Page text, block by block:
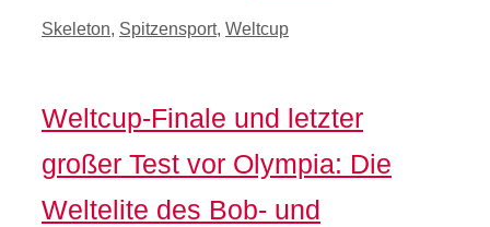
Kategorien
Skeleton, Spitzensport, Weltcup
Weltcup-Finale und letzter
großer Test vor Olympia: Die
Weltelite des Bob- und